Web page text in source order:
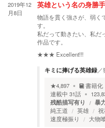
2019年12
月8日
英雄という名の身勝
物語を貫く強さが、弱く
す。
私だって動きたい、私だ
作品です。
★★★ Excellent!!!
キミに捧げる英雄録／
★4,897 書籍化
連載中 31話
残酷描写有り 暴
純王道 英雄
速度極振り
大物